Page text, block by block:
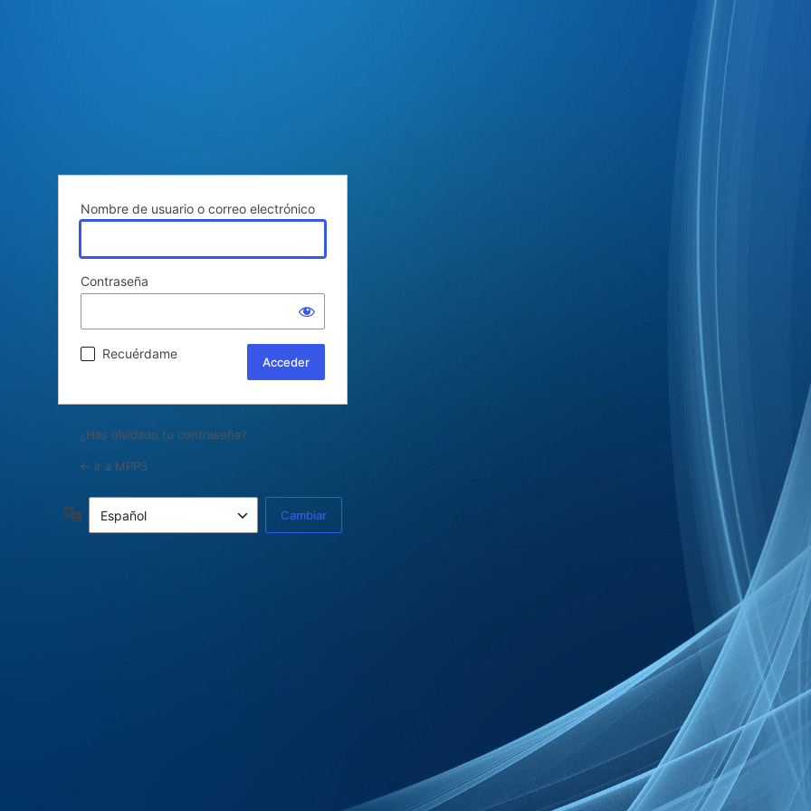
Nombre de usuario o correo electrónico
Contraseña
Recuérdame
¿Has olvidado tu contraseña?
← Ir a MPPS
Idioma